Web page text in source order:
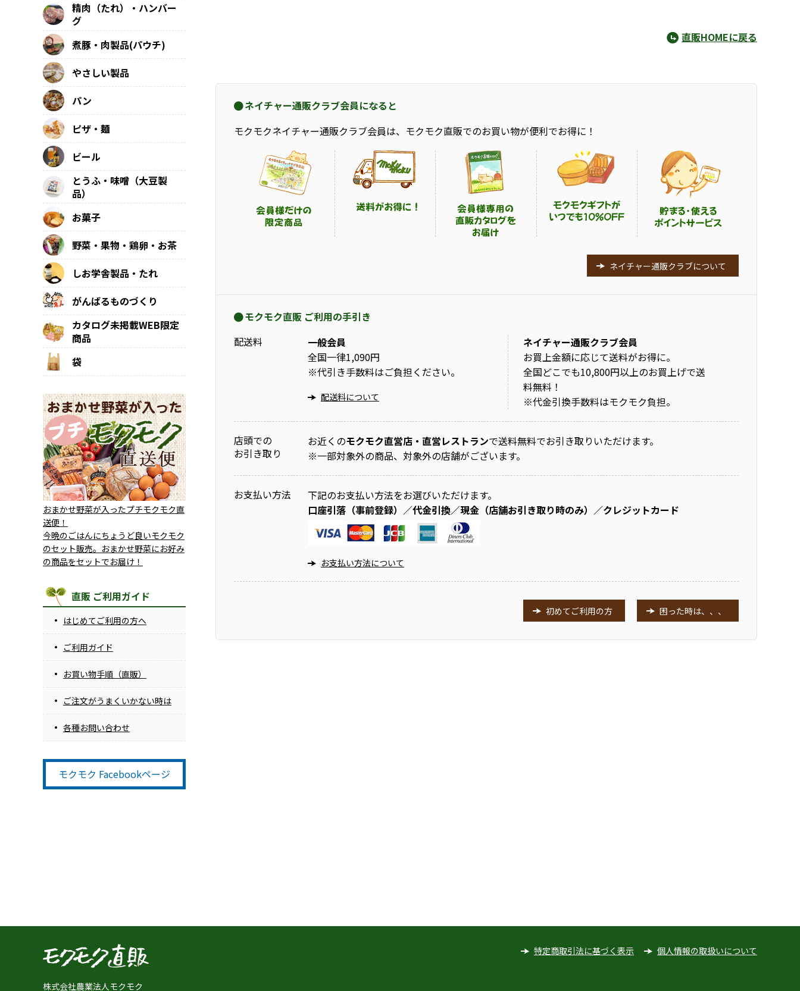
直販HOMEに戻る
精肉（たれ）・ハンバー
グ
煮豚・肉製品(パウチ)
やさしい製品
パン
ピザ・麺
ビール
とうふ・味噌（大豆製
品）
お菓子
野菜・果物・鶏卵・お茶
しお学舎製品・たれ
がんばるものづくり
カタログ未掲載WEB限定
商品
袋
おまかせ野菜が入ったプチモクモク直
送便！
今晩のごはんにちょうど良いモクモク
のセット販売。おまかせ野菜にお好み
の商品をセットでお届け！
直販 ご利用ガイド
はじめてご利用の方へ
ご利用ガイド
お買い物手順（直販）
ご注文がうまくいかない時は
各種お問い合わせ
モクモク Facebookページ
ネイチャー通販クラブ会員になると
モクモクネイチャー通販クラブ会員は、モクモク直販でのお買い物が便利でお得に！
ネイチャー通販クラブについて
モクモク直販 ご利用の手引き
配送料
一般会員
全国一律1,090円
※代引き手数料はご負担ください。
配送料について
ネイチャー通販クラブ会員
お買上金額に応じて送料がお得に。
全国どこでも10,800円以上のお買上げで送
料無料！
※代金引換手数料はモクモク負担。
店頭での
お引き取り
お近くのモクモク直営店・直営レストランで送料無料でお引き取りいただけます。
※一部対象外の商品、対象外の店舗がございます。
お支払い方法
下記のお支払い方法をお選びいただけます。
口座引落（事前登録）／代金引換／現金（店舗お引き取り時のみ）／クレジットカード
お支払い方法について
初めてご利用の方 困った時は、、、
株式会社農業法人モクモク
特定商取引法に基づく表示 個人情報の取扱いについて